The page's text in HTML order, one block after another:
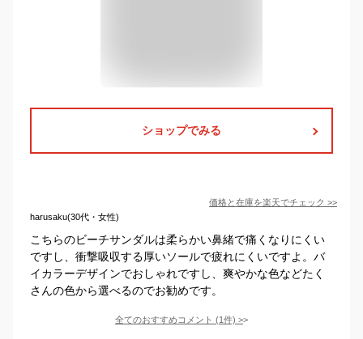
ショップでみる
価格と在庫を楽天でチェック >>
harusaku(30代・女性)
こちらのビーチサンダルは柔らかい鼻緒で痛くなりにくい
ですし、衝撃吸収する厚いソールで疲れにくいですよ。バ
イカラーデザインでおしゃれですし、爽やかな色などたく
さんの色から選べるのでお勧めです。
全てのおすすめコメント (1件) >